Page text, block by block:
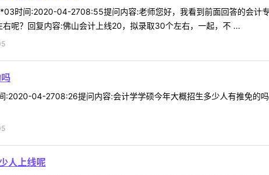
时间:2020-04-2708:55提问内容:老师您好，我看到前面回答的会计
呢？回复内容:佛山会计上线20，拟录取30个左右，一起，不 ...
04-2708:26提问内容:会计学学硕今年大概招生多少人有推免的
人上线呢